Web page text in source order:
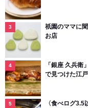
祇園のママに
お店
「銀座 久兵
で見つけた江
〈食べログ